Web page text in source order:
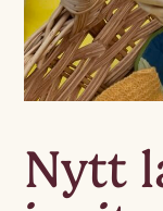
Nytt